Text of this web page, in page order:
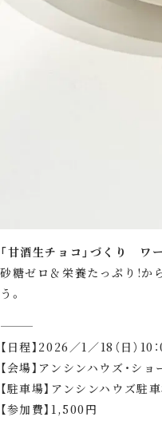
「甘酒生チョコ」づくり ワ
砂糖ゼロ＆栄養たっぷり!か
う。
⸻
【日程】2026／1／18（日）10
【会場】アンシンハウズ・ショ
【駐車場】アンシンハウズ駐
【参加費】1,500円